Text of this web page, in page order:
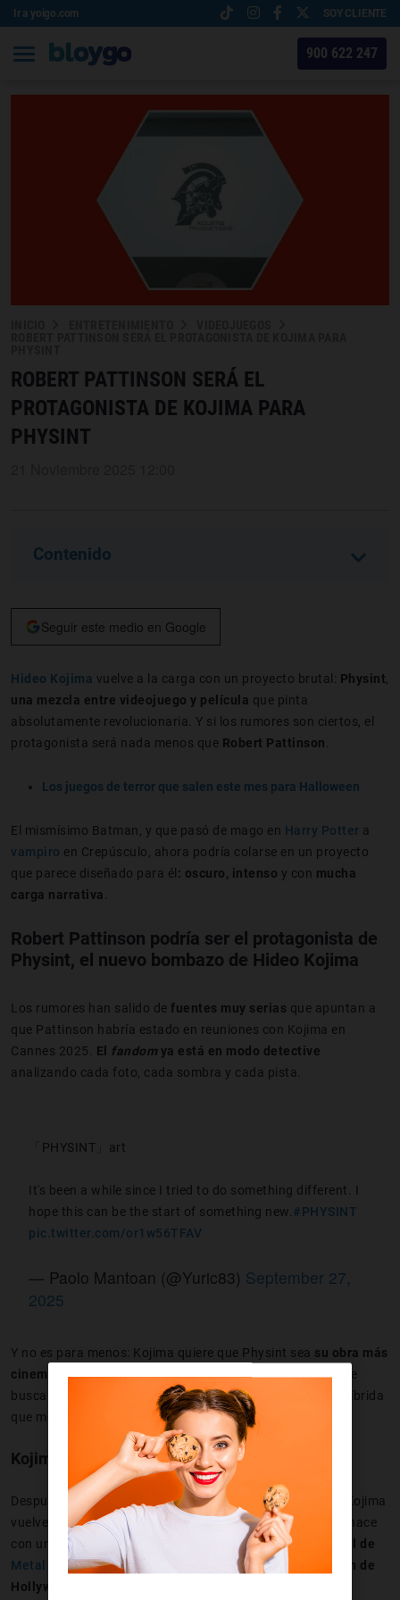
Ir a yoigo.com SOY CLIENTE
900 622 247
ROBERT PATTINSON SERÁ EL
PROTAGONISTA DE KOJIMA PARA
PHYSINT
Contenido
Seguir este medio en Google
Hideo Kojima vuelve a la carga con un proyecto brutal: Physint
una mezcla entre videojuego y película que pinta
absolutamente revolucionaria. Y si los rumores son ciertos, el
protagonista será nada menos que Robert Pattinson
Los juegos de terror que salen este mes para Halloween
El mismísimo Batman, y que pasó de mago en Harry Potter a
vampiro en Crepúsculo, ahora podría colarse en un proyecto
que parece diseñado para él : oscuro, intenso y con mucha
carga narrativa
Robert Pattinson podría ser el protagonista de
Physint, el nuevo bombazo de Hideo Kojima
Los rumores han salido de fuentes muy serias que apuntan a
que Pattinson habría estado en reuniones con Kojima en
Cannes 2025. El fandom ya está en modo detective
analizando cada foto, cada sombra y cada pista.
「PHYSINT」art
It's been a while since I tried to do something different. I
hope this can be the start of something new. #PHYSINT
pic.twitter.com/or1w56TFAV
— Paolo Mantoan (@Yuric83) September 27,
2025
Y no es para menos: Kojima quiere que Physint sea su obra más
cinematográficahasta la fecha. El propio creador dijo que
busca crear
una película que se juega, una experiencia híbrida
que mezcla emociones, espionaje y realismo extremo.
Kojima vuelve a la carga
Después de años de experimentos con Death Stranding
, Kojima
vuelve a su zona de confort:
el espionaje y el sigilo
. Y lo hace
con un título que muchos ya llaman
el heredero espiritual de
Metal Gear, pero con la ambición de una
superproducción de
Hollywood